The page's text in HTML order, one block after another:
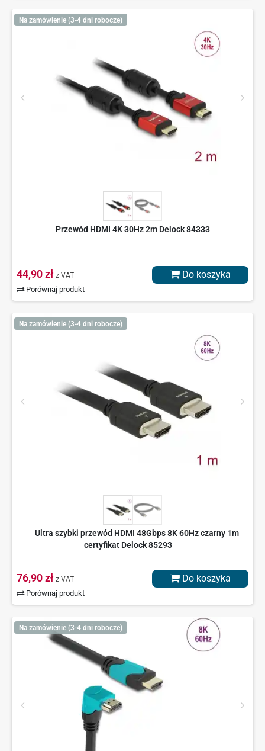
Na zamówienie (3-4 dni robocze)
Przewód HDMI 4K 30Hz 2m Delock 84333
44,90 zł z VAT
Porównaj produkt
Do koszyka
Na zamówienie (3-4 dni robocze)
Ultra szybki przewód HDMI 48Gbps 8K 60Hz czarny 1m
certyfikat Delock 85293
76,90 zł z VAT
Porównaj produkt
Do koszyka
Na zamówienie (3-4 dni robocze)